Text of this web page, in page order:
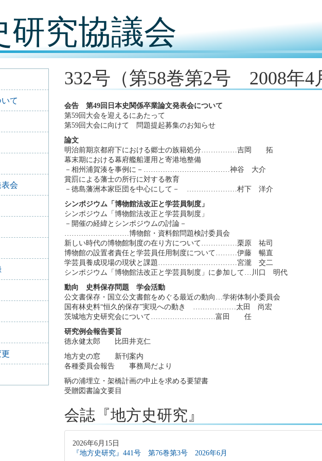
研究協議会
332号（第58巻第2号 2008年4
会告 第49回日本史関係卒業論文発表会について
第59回大会を迎えるにあたって
第59回大会に向けて 問題提起募集のお知らせ
論文
明治前期京都府下における郷士の族籍処分……………吉岡 拓
幕末期における幕府艦船運用と寄港地整備
－相州浦賀湊を事例に－………………………………神谷 大介
賞罰による藩士の所行に対する教育
－徳島藩洲本家臣団を中心にして－ …………………村下 洋介
シンポジウム「博物館法改正と学芸員制度」
シンポジウム「博物館法改正と学芸員制度」
－開催の経緯とシンポジウムの討論－
………………………博物館・資料館問題検討委員会
新しい時代の博物館制度の在り方について……………栗原 祐司
博物館の設置者責任と学芸員任用制度について………伊藤 暢直
学芸員養成現場の現状と課題……………………………宮瀧 交二
シンポジウム「博物館法改正と学芸員制度」に参加して…川口 明代
動向 史料保存問題 学会活動
公文書保存・国立公文書館をめぐる最近の動向…学術体制小委員会
国有林史料“恒久的保存”実現への動き ………………太田 尚宏
茨城地方史研究会について………………………富田 任
研究例会報告要旨
徳永健太郎 比田井克仁
地方史の窓 新刊案内
各種委員会報告 事務局だより
鞆の浦埋立・架橋計画の中止を求める要望書
受贈図書論文要目
会誌『地方史研究』
2026年6月15日
『地方史研究』441号 第76巻第3号 2026年6月
て
会